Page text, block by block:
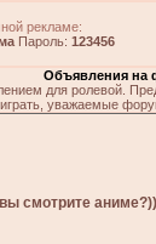
рекламе:
Пароль: 123456
Объявления на
для ролевой.
уважаемые
вы смотрите